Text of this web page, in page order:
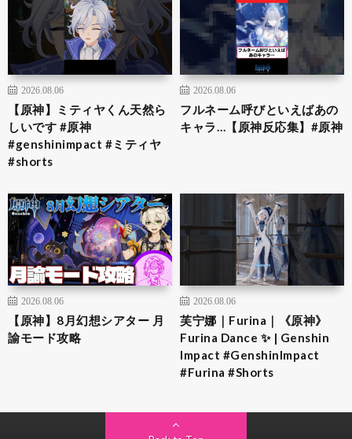
2026.08.06
【原神】ミティヤくん天然ら
しいです #原神
#genshinimpact #ミティヤ
#shorts
2026.08.06
フルネーム呼びといえばあの
キャラ…【原神反応集】#原神
2026.08.06
【原神】8月幻想シアター 月
諭モード攻略
2026.08.06
芙宁娜｜Furina｜《原神》
Furina Dance ✨ | Genshin
Impact #GenshinImpact
#Furina #Shorts